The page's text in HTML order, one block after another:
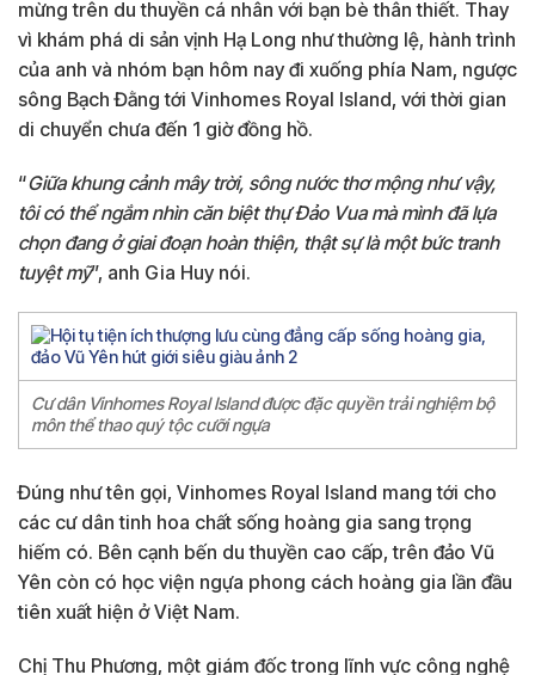
mừng trên du thuyền cá nhân với bạn bè thân thiết. Thay
vì khám phá di sản vịnh Hạ Long như thường lệ, hành trình
của anh và nhóm bạn hôm nay đi xuống phía Nam, ngược
sông Bạch Đằng tới Vinhomes Royal Island, với thời gian
di chuyển chưa đến 1 giờ đồng hồ.
“Giữa khung cảnh mây trời, sông nước thơ mộng như vậy,
tôi có thể ngắm nhìn căn biệt thự Đảo Vua mà mình đã lựa
chọn đang ở giai đoạn hoàn thiện, thật sự là một bức tranh
tuyệt mỹ”, anh Gia Huy nói.
Cư dân Vinhomes Royal Island được đặc quyền trải nghiệm bộ
môn thể thao quý tộc cưỡi ngựa
Đúng như tên gọi, Vinhomes Royal Island mang tới cho
các cư dân tinh hoa chất sống hoàng gia sang trọng
hiếm có. Bên cạnh bến du thuyền cao cấp, trên đảo Vũ
Yên còn có học viện ngựa phong cách hoàng gia lần đầu
tiên xuất hiện ở Việt Nam.
Chị Thu Phương, một giám đốc trong lĩnh vực công nghệ